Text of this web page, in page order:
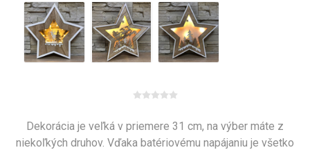
Dekorácia je veľká v priemere 31 cm, na výber máte z
niekoľkých druhov. Vďaka batériovému napájaniu je všetko